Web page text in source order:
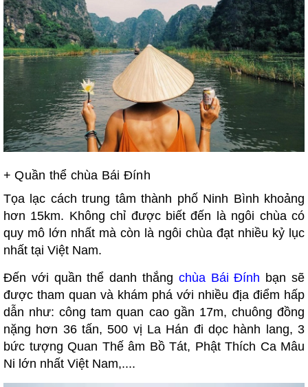
+Quần thể chùa Bái Đính
Tọa lạc cách trung tâm thành phố Ninh Bình khoảng
hơn 15km. Không chỉ được biết đến là ngôi chùa có
quy mô lớn nhất mà còn là ngôi chùa đạt nhiều kỷ lục
nhất tại Việt Nam.
Đến với quần thể danh thắng chùa Bái Đính bạn sẽ
được tham quan và khám phá với nhiều địa điểm hấp
dẫn như: công tam quan cao gần 17m, chuông đồng
nặng hơn 36 tấn, 500 vị La Hán đi dọc hành lang, 3
bức tượng Quan Thế âm Bồ Tát, Phật Thích Ca Mâu
Ni lớn nhất Việt Nam,....